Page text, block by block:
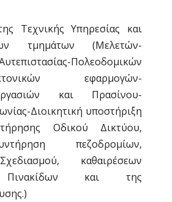
Τεχνικής Υπηρεσίας και
τμημάτων (Μελετών-
Πολεοδομικών
εφαρμογών-
και Πρασίνου-
Διοικητική υποστήριξη
Οδικού Δικτύου,
πεζοδρομίων,
καθαιρέσεων
Πινακίδων και της